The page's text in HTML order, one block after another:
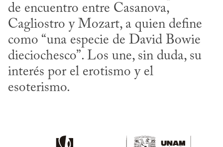
de encuentro entre Casanova,
Cagliostro y Mozart, a quien define
como “una especie de David Bowie
dieciochesco”. Los une, sin duda, su
interés por el erotismo y el
esoterismo.